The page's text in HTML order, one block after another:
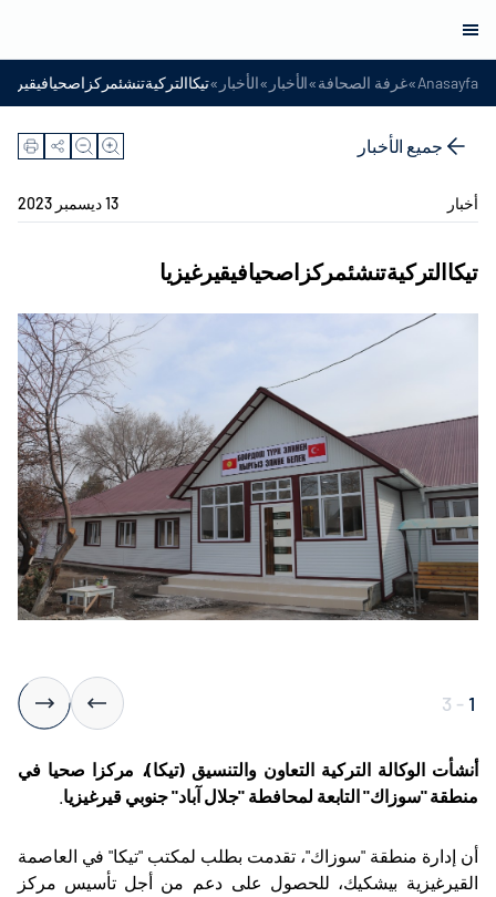
Anasayfa
»غرفة الصحافة»الأخبار »الأخبار »
جميع الأخبار
أخبار 13 ديسمبر 2023
تيكاالتركيةتنشئمركزاصحيافيقيرغيزيا
1
-
3
أنشأت الوكالة التركية التعاون والتنسيق (تيكا)، مركزا صحيا في
منطقة "سوزاك" التابعة لمحافطة "جلال آباد" جنوبي قيرغيزيا
أن إدارة منطقة "سوزاك"، تقدمت بطلب لمكتب "تيكا" في العاصمة
القيرغيزية بيشكيك، للحصول على دعم من أجل تأسيس مركز